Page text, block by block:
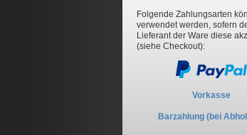
Folgende Zahlungsarten
verwendet werden, sofern
Lieferant der Ware diese
(siehe Checkout):
Vorkasse
Barzahlung (bei